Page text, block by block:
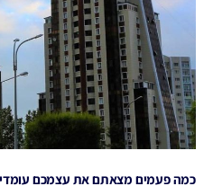
כמה פעמים מצאתם את עצמכם